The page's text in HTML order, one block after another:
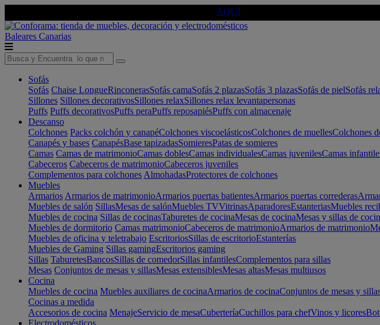
AQUÍ
Baleares Canarias
Sofás
Sofás Chaise LongueRinconerasSofás camaSofás 2 plazasSofás 3 plazasSofás de pielSofás
Sillones Sillones decorativosSillones relaxSillones relax levantapersonas
Puffs Puffs decorativosPuffs peraPuffs reposapiésPuffs con almacenaje
Descanso
Colchones Packs colchón y canapéColchones viscoelásticosColchones de muellesColchones
Canapés y bases CanapésBase tapizadasSomieresPatas de somieres
Camas Camas de matrimonioCamas doblesCamas individualesCamas juvenilesCamas
Cabeceros Cabeceros de matrimonioCabeceros juveniles
Complementos para colchones AlmohadasProtectores de colchones
Muebles
Armarios Armarios de matrimonioArmarios puertas batientesArmarios puertas correderas
Muebles de salón SillasMesas de salónMuebles TVVitrinasAparadoresEstanteriasMuebles
Muebles de cocina Sillas de cocinasTaburetes de cocinaMesas de cocinaMesas y sillas de
Muebles de dormitorio Camas matrimonioCabeceros de matrimonioArmarios de matrimonio
Muebles de oficina y teletrabajo EscritoriosSillas de escritorioEstanterías
Muebles de Gaming Sillas gamingEscritorios gaming
Sillas TaburetesBancosSillas de comedorSillas infantilesComplementos para sillas
Mesas Conjuntos de mesas y sillasMesas extensiblesMesas altasMesas multiusos
Cocina
Muebles de cocina Muebles auxiliares de cocinaArmarios de cocinaConjuntos de mesas y
Cocinas a medida
Accesorios de cocina MenajeServicio de mesaCuberteríaCuchillos para chefVinos y licores
Electrodomésticos